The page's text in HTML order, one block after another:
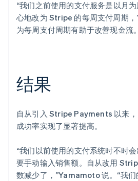
“我们之前使用的支付服务是以月
心地改为 Stripe 的每周支付周期
为每周支付周期有助于改善现金流。
结果
自从引入 Stripe Payments 以来
成功率实现了显著提高。
“我们以前使用的支付系统时不时
要手动输入销售额。自从改用
数减少了，”Yamamoto 说。“我